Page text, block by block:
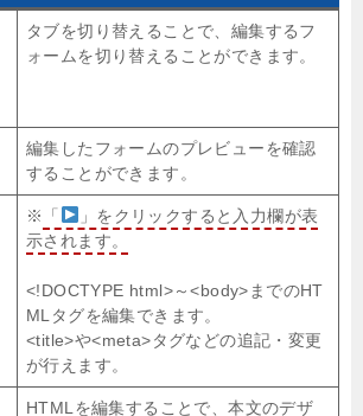
タブを切り替えることで、編集するフ
ォームを切り替えることができます。
編集したフォームのプレビューを確認
することができます。
※ 「
」をクリックすると入力欄が表
示されます。
<!DOCTYPE html>～<body>までのHT
MLタグを編集できます。
<title>や<meta>タグなどの追記・変更
が行えます。
HTMLを編集することで、本文のデザ